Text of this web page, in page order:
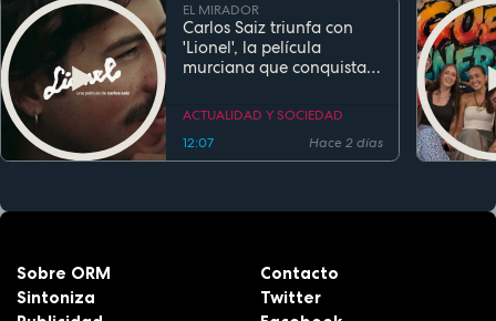
EL MIRADOR
Carlos Saiz triunfa con
'Lionel', la película
murciana que conquista
estreno
ACTUALIDAD Y SOCIEDAD
12:07
Hace 2 días
Sobre ORM
Sintoniza
Contacto
Twitter